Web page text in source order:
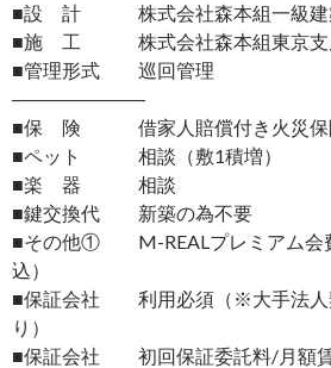
■設 計 株式会社森本組一級建
■施 工 株式会社森本組東京支
■管理形式 巡回管理
―――――――
■保 険 借家人賠償付き火災保
■ペット 相談（敷1積増）
■楽 器 相談
■鍵交換代 新築の為不要
■その他① M-REALプレミアム会
込）
■保証会社 利用必須（※大手法人
り）
■保証会社 初回保証委託料/月額賃